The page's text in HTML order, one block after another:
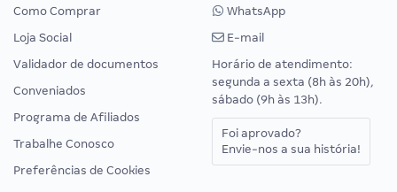
Como Comprar
Loja Social
Validador de documentos
Conveniados
Programa de Afiliados
Trabalhe Conosco
Preferências de Cookies
WhatsApp
E-mail
Horário de atendimento:
segunda a sexta (8h às 20h),
sábado (9h às 13h).
Foi aprovado?
Envie-nos a sua história!